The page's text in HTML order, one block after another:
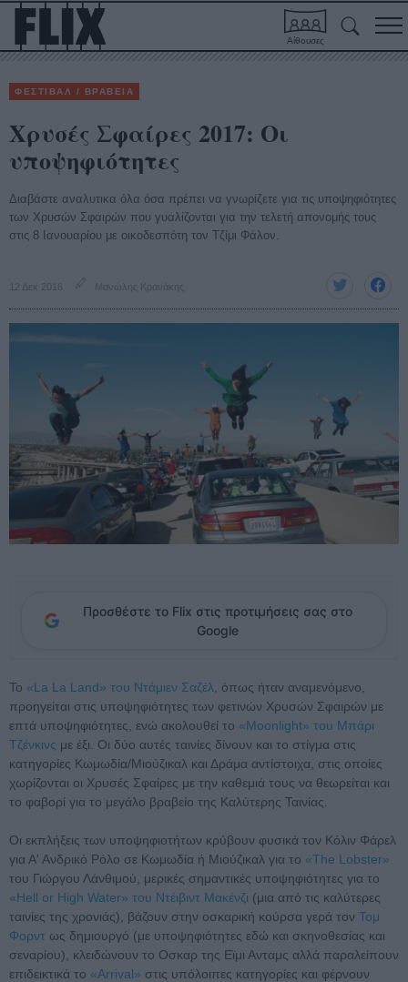
Αίθουσες
ΦΕΣΤΙΒΑΛ / ΒΡΑΒΕΙΑ
Χρυσές Σφαίρες 2017: Οι
υποψηφιότητες
Διαβάστε αναλυτικα όλα όσα πρέπει να γνωρίζετε για τις υποψηφιότητες
των Χρυσών Σφαιρών που γυαλίζονται για την τελετή απονομής τους
στις 8 Ιανουαρίου με οικοδεσπότη τον Τζίμι Φάλον.
12 Δεκ 2016 Μανώλης Κρανάκης
Προσθέστε το Flix στις προτιμήσεις σας στο
Google
Το «La La Land» του Ντάμιεν Σαζέλ , όπως ήταν αναμενόμενο,
προηγείται στις υποψηφιότητες των φετινών Χρυσών Σφαιρών με
επτά υποψηφιότητες, ενώ ακολουθεί το «Moonlight» του Μπάρι
Τζένκινς με έξι. Οι δύο αυτές ταινίες δίνουν και το στίγμα στις
κατηγορίες Κωμωδία/Μιούζικαλ και Δράμα αντίστοιχα, στις οποίες
χωρίζονται οι Χρυσές Σφαίρες με την καθεμιά τους να θεωρείται και
το φαβορί για το μεγάλο βραβείο της Καλύτερης Ταινίας.
Οι εκπλήξεις των υποψηφιοτήτων κρύβουν φυσικά τον Κόλιν Φάρελ
για Α' Ανδρικό Ρόλο σε Κωμωδία ή Μιούζικαλ για το «The Lobster»
του Γιώργου Λάνθιμού, μερικές σημαντικές υποψηφιότητες για το
«Hell or High Water» του Ντέιβιντ Μακένζι (μια από τις καλύτερες
ταινίες της χρονιάς), βάζουν στην οσκαρική κούρσα γερά τον Τομ
Φορντ ως δημιουργό (με υποψηφιότητες εδώ και σκηνοθεσίας και
σεναρίου), κλειδώνουν το Οσκαρ της Εϊμι Ανταμς αλλά παραλείπουν
επιδεικτικά το «Arrival» στις υπόλοιπες κατηγορίες και φέρνουν